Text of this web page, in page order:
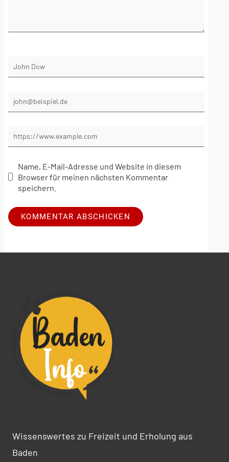
Name, E-Mail-Adresse und Website in diesem
Browser für meinen nächsten Kommentar
speichern.
Wissenswertes zu Freizeit und Erholung aus
Baden